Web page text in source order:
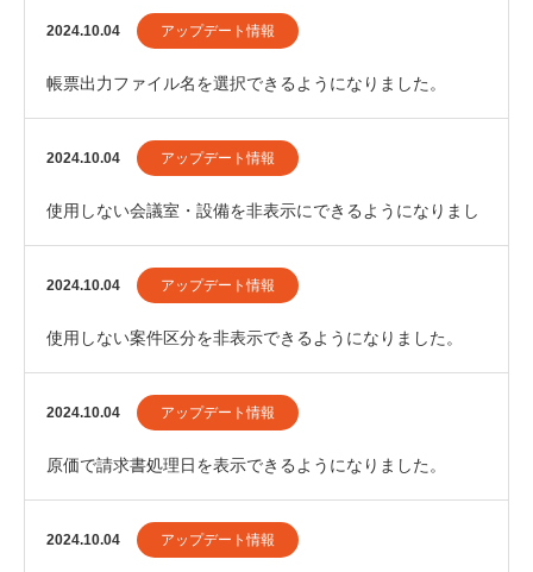
2024.10.04 アップデート情報
帳票出力ファイル名を選択できるようになりました。
2024.10.04 アップデート情報
使用しない会議室・設備を非表示にできるようになりまし
た。
2024.10.04 アップデート情報
使用しない案件区分を非表示できるようになりました。
2024.10.04 アップデート情報
原価で請求書処理日を表示できるようになりました。
2024.10.04 アップデート情報